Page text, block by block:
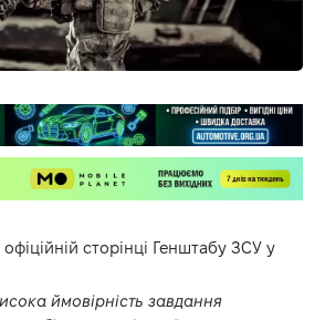
офіційній сторінці Генштабу ЗСУ у
ймовірність завдання